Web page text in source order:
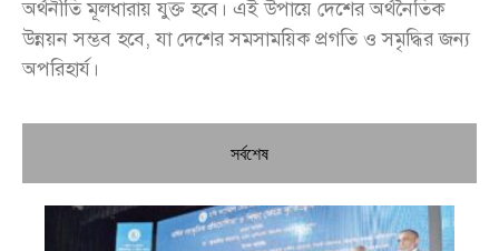
অর্থনীতি মূলধারায় যুক্ত হবে। এই উপায়ে দেশের অর্থনৈতিক
উন্নয়ন সম্ভব হবে, যা দেশের সমসাময়িক প্রগতি ও সমৃদ্ধির জন্য
অপরিহার্য।
সর্বশেষ